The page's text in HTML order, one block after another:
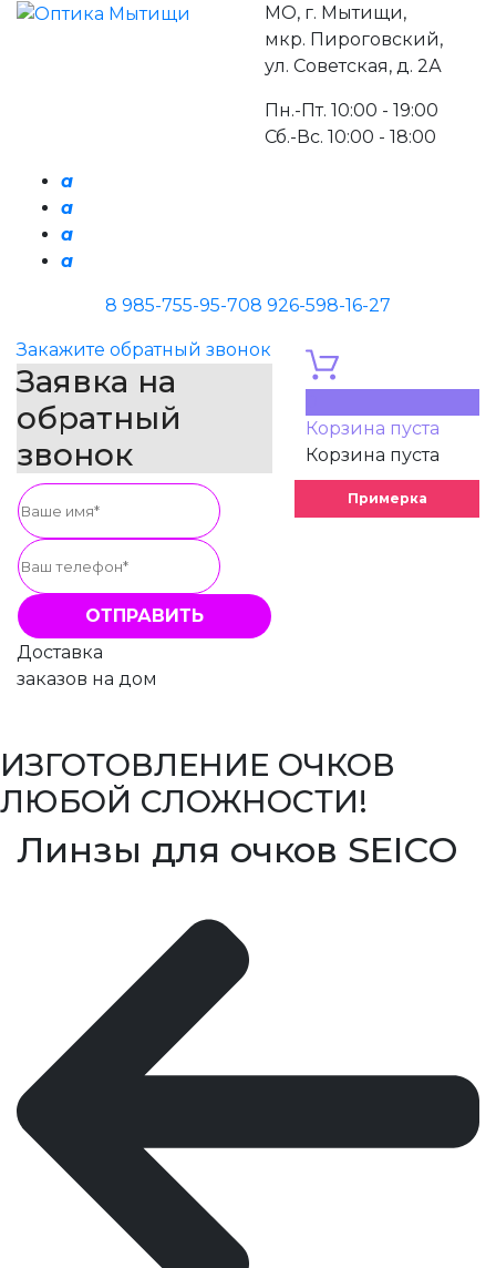
МО, г. Мытищи,
мкр. Пироговский,
ул. Советская, д. 2А
Пн.-Пт. 10:00 - 19:00
Сб.-Вс. 10:00 - 18:00
a
a
a
a
8 985-755-95-708 926-598-16-27
Закажите обратный звонок
Заявка на
обратный
звонок
Доставка
заказов на дом
Корзина пуста
Корзина пуста
Примерка
ИЗГОТОВЛЕНИЕ ОЧКОВ
ЛЮБОЙ СЛОЖНОСТИ!
Линзы для очков SEICO